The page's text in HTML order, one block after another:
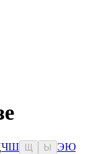
ЧШ Ы ЭЮ